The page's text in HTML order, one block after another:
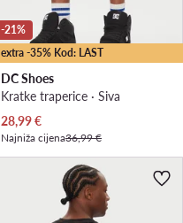
extra -35% Kod: LAST
-21%
DC Shoes
Kratke traperice · Siva
Trenutna cijena
28,99€
Najniža cijena36,99 €